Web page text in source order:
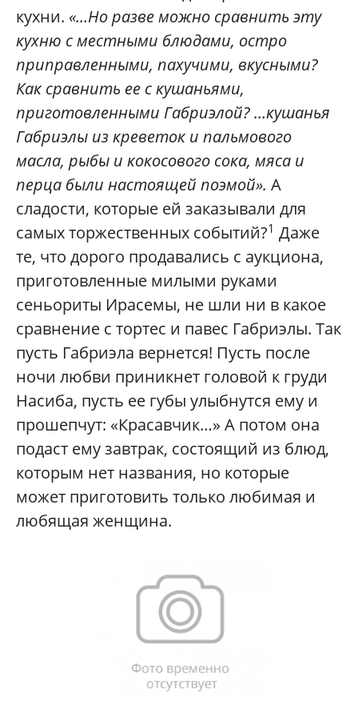
кухни. «…Но разве можно сравнить эту
кухню с местными блюдами, остро
приправленными, пахучими, вкусными?
Как сравнить ее с кушаньями,
приготовленными Габриэлой? …кушанья
Габриэлы из креветок и пальмового
масла, рыбы и кокосового сока, мяса и
перца были настоящей поэмой». А
сладости, которые ей заказывали для
самых торжественных событий?1 Даже
те, что дорого продавались с аукциона,
приготовленные милыми руками
сеньориты Ирасемы, не шли ни в какое
сравнение с тортес и павес Габриэлы. Так
пусть Габриэла вернется! Пусть после
ночи любви приникнет головой к груди
Насиба, пусть ее губы улыбнутся ему и
прошепчут: «Красавчик…» А потом она
подаст ему завтрак, состоящий из блюд,
которым нет названия, но которые
может приготовить только любимая и
любящая женщина.